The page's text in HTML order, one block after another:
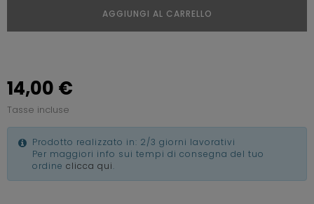
AGGIUNGI AL CARRELLO
14,00 €
Tasse incluse
Prodotto realizzato in: 2/3 giorni lavorativi
Per maggiori info sui tempi di consegna del tuo
ordine clicca qui.